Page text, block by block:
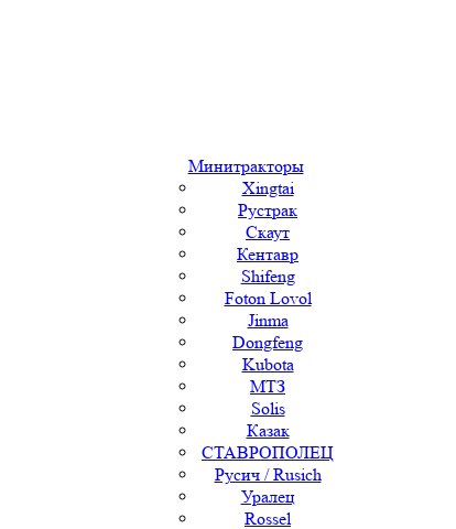
Минитракторы
Xingtai
Рустрак
Скаут
Кентавр
Shifeng
Foton Lovol
Jinma
Dongfeng
Kubota
МТЗ
Solis
Казак
СТАВРОПОЛЕЦ
Русич / Rusich
Уралец
Rossel